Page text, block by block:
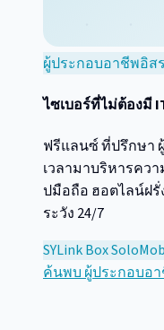
ผู้ประกอบอาชีพอิส
ไซเบอร์ที่ไม่ต้องมี
ฟรีแลนซ์ ที่ปรึกษา
เวลามาบริหารคว
ปมือถือ ฮอตไลน์ฝรั่
ระวัง 24/7
SYLink Box Solo
ค้นพบ ผู้ประกอบอ